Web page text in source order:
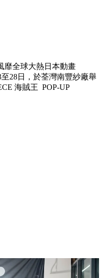
靡全球大熱日本動畫
至28日，於荃灣南豐紗廠舉
海賊王 POP-UP